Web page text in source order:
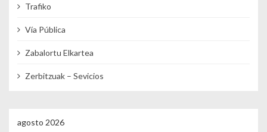
Trafiko
Vía Pública
Zabalortu Elkartea
Zerbitzuak – Sevicios
agosto 2026